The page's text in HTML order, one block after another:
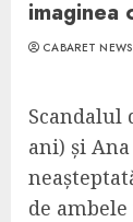
imaginea
CABARET NEWS
Scandalul
ani) și
de